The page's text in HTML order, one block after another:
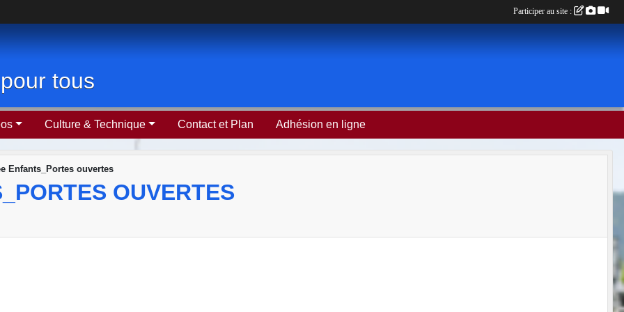
tous
Culture & Technique Contact et Plan Adhésion en ligne
Enfants_Portes ouvertes
OUVERTES
Participer au site :